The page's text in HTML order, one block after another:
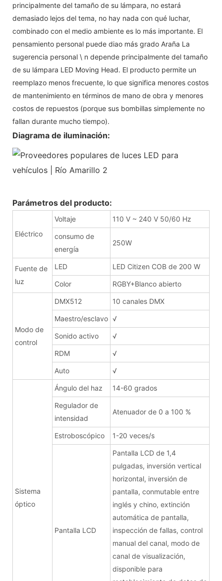
principalmente del tamaño de su lámpara, no estará
demasiado lejos del tema, no hay nada con qué luchar,
combinado con el medio ambiente es lo más importante. El
pensamiento personal puede diao más grado Araña La
sugerencia personal \ n depende principalmente del tamaño
de su lámpara LED Moving Head. El producto permite un
reemplazo menos frecuente, lo que significa menores costos
de mantenimiento en términos de mano de obra y menores
costos de repuestos (porque sus bombillas simplemente no
fallan durante mucho tiempo).
Diagrama de iluminación:
Parámetros del producto:
Eléctrico
Voltaje 110 V ~ 240 V 50/60 Hz
consumo de
energía
250W
Fuente de
luz
LED LED Citizen COB de 200 W
Color RGBY+Blanco abierto
Modo de
control
DMX512 10 canales DMX
Maestro/esclavo √
Sonido activo √
RDM √
Auto √
Sistema
óptico
Ángulo del haz 14-60 grados
Regulador de
intensidad
Atenuador de 0 a 100 %
Estroboscópico 1-20 veces/s
Pantalla LCD
Pantalla LCD de 1,4
pulgadas, inversión vertical
horizontal, inversión de
pantalla, conmutable entre
inglés y chino, extinción
automática de pantalla,
inspección de fallas, control
manual del canal, modo de
canal de visualización,
disponible para